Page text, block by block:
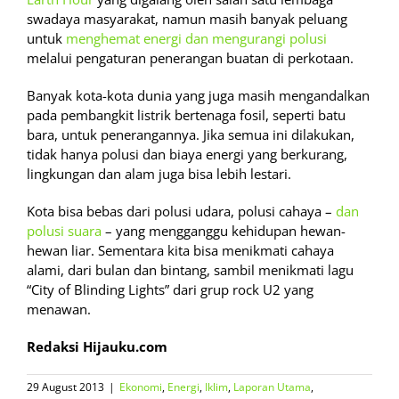
swadaya masyarakat, namun masih banyak peluang
untuk menghemat energi dan mengurangi polusi
melalui pengaturan penerangan buatan di perkotaan.
Banyak kota-kota dunia yang juga masih mengandalkan
pada pembangkit listrik bertenaga fosil, seperti batu
bara, untuk penerangannya. Jika semua ini dilakukan,
tidak hanya polusi dan biaya energi yang berkurang,
lingkungan dan alam juga bisa lebih lestari.
Kota bisa bebas dari polusi udara, polusi cahaya – dan
polusi suara – yang mengganggu kehidupan hewan-
hewan liar. Sementara kita bisa menikmati cahaya
alami, dari bulan dan bintang, sambil menikmati lagu
“City of Blinding Lights” dari grup rock U2 yang
menawan.
Redaksi Hijauku.com
29 August 2013 | Ekonomi, Energi, Iklim, Laporan Utama,